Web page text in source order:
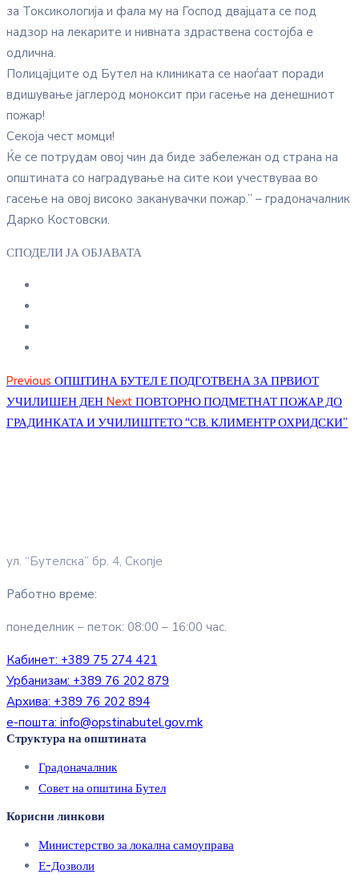
за Токсикологија и фала му на Господ двајцата се под
надзор на лекарите и нивната здраствена состојба е
одлична.
Полицајците од Бутел на клиниката се наоѓаат поради
вдишување јаглерод моноксит при гасење на денешниот
пожар!
Секоја чест момци!
Ќе се потрудам овој чин да биде забележан од страна на
општината со наградување на сите кои учествуваа во
гасење на овој високо заканувачки пожар.” – градоначалник
Дарко Костовски.
СПОДЕЛИ ЈА ОБЈАВАТА
Previous ОПШТИНА БУТЕЛ Е ПОДГОТВЕНА ЗА ПРВИОТ
УЧИЛИШЕН ДЕН Next ПОВТОРНО ПОДМЕТНАТ ПОЖАР ДО
ГРАДИНКАТА И УЧИЛИШТЕТО “СВ. КЛИМЕНТР ОХРИДСКИ”
ул. “Бутелска” бр. 4, Скопје
Работно време:
понеделник – петок: 08:00 – 16:00 час.
Кабинет: +389 75 274 421
Урбанизам: +389 76 202 879
Архива: +389 76 202 894
е-пошта: info@opstinabutel.gov.mk
Структура на општината
Градоначалник
Совет на општина Бутел
Корисни линкови
Министерство за локална самоуправа
Е-Дозволи